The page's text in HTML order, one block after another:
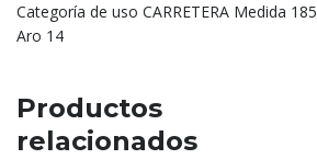
Categoría de uso CARRETERA Medida 185
Aro 14
Productos
relacionados